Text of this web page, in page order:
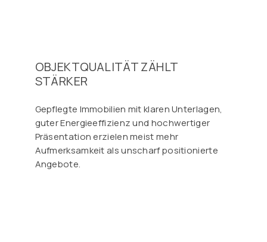
OBJEKTQUALITÄT ZÄHLT
STÄRKER
Gepflegte Immobilien mit klaren Unterlagen,
guter Energieeffizienz und hochwertiger
Präsentation erzielen meist mehr
Aufmerksamkeit als unscharf positionierte
Angebote.